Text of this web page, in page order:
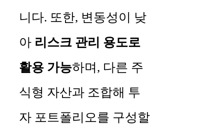
니다. 또한, 변동성이 낮
아 리스크 관리 용도로
활용 가능하며, 다른 주
식형 자산과 조합해 투
자 포트폴리오를 구성할